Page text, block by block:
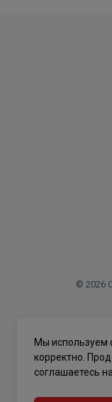
© 2026
Мы используем
корректно.
соглашаетесь